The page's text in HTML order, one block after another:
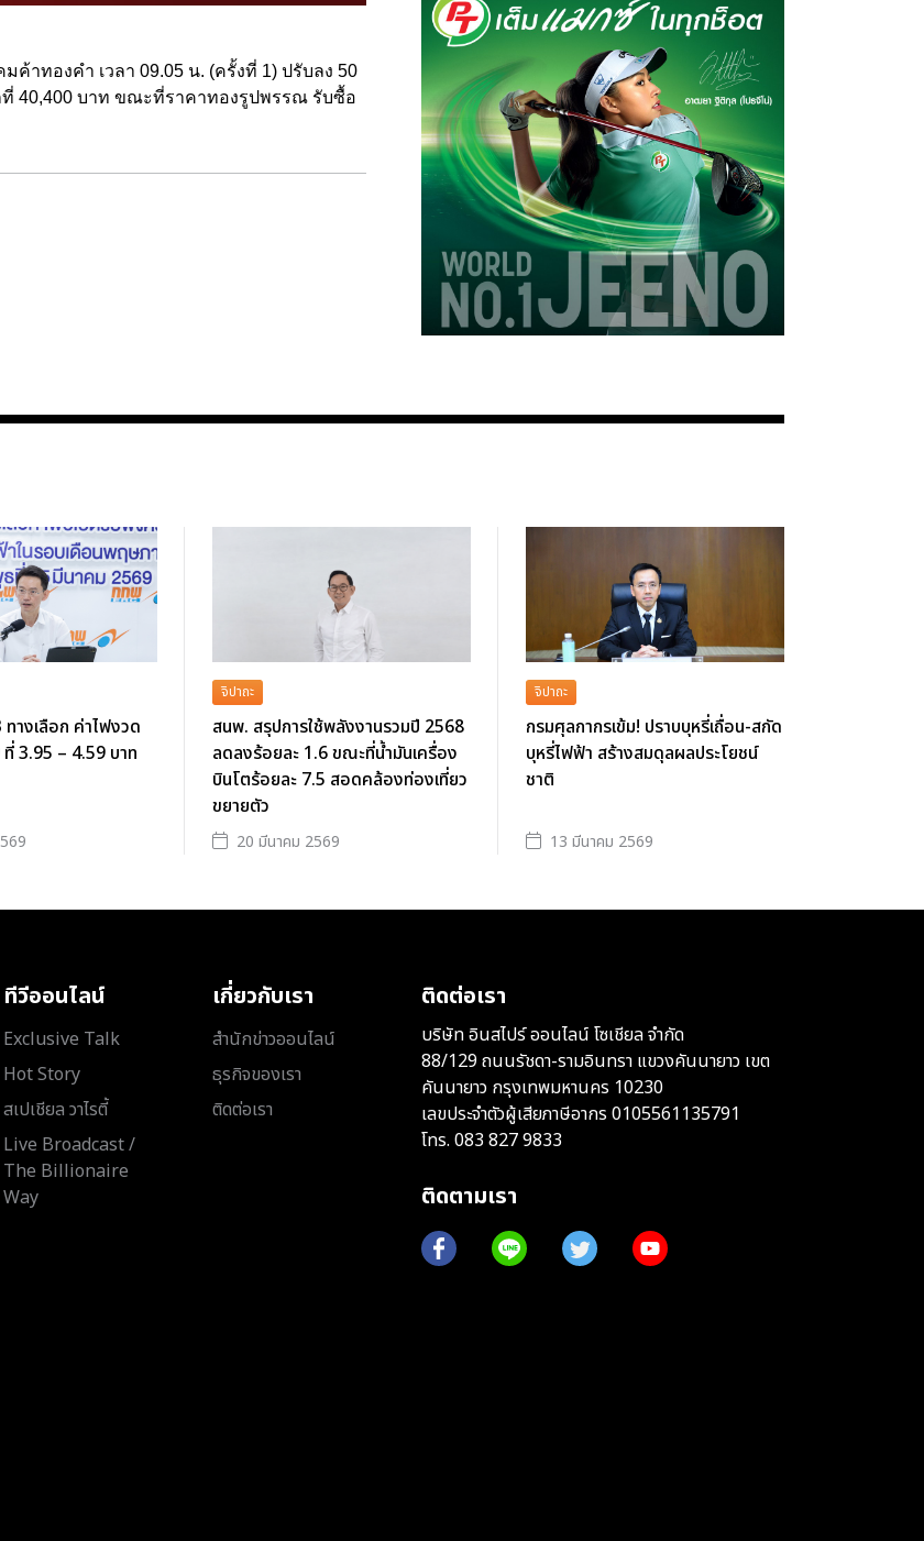
าทองคำ เวลา 09.05 น. (ครั้งที่ 1) ปรับลง 50
40,400 บาท ขณะที่ราคาทองรูปพรรณ รับซื้อ
ทางเลือก ค่าไฟงวด
3.95 – 4.59 บาท
จิปาถะ
สนพ. สรุปการใช้พลังงานรวมปี 2568
ลดลงร้อยละ 1.6 ขณะที่น้ำมันเครื่อง
บินโตร้อยละ 7.5 สอดคล้องท่องเที่ยว
ขยายตัว
20 มีนาคม 2569
จิปาถะ
กรมศุลกากรเข้ม! ปราบบุหรี่เถื่อน-สกัด
บุหรี่ไฟฟ้า สร้างสมดุลผลประโยชน์
ชาติ
13 มีนาคม 2569
ทีวีออนไลน์
Exclusive Talk
Hot Story
สเปเชียล วาไรตี้
Live Broadcast /
The Billionaire
Way
เกี่ยวกับเรา
สำนักข่าวออนไลน์
ธุรกิจของเรา
ติดต่อเรา
ติดต่อเรา
บริษัท อินสไปร์ ออนไลน์ โซเชียล จำกัด
88/129 ถนนรัชดา-รามอินทรา แขวงคันนายาว เขต
คันนายาว กรุงเทพมหานคร 10230
เลขประจำตัวผู้เสียภาษีอากร 0105561135791
โทร. 083 827 9833
ติดตามเรา